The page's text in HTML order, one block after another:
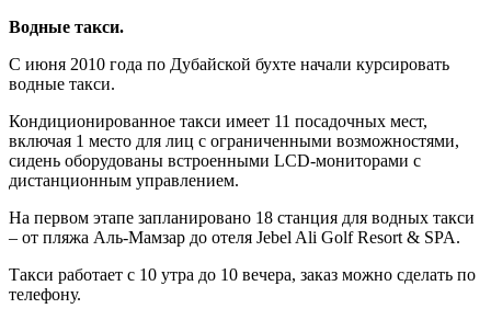
Водные такси.
С июня 2010 года по Дубайской бухте начали курсировать
водные такси.
Кондиционированное такси имеет 11 посадочных мест,
включая 1 место для лиц с ограниченными возможностями,
сидень оборудованы встроенными LCD-мониторами с
дистанционным управлением.
На первом этапе запланировано 18 станция для водных такси
– от пляжа Аль-Мамзар до отеля Jebel Ali Golf Resort & SPA.
Такси работает с 10 утра до 10 вечера, заказ можно сделать по
телефону.